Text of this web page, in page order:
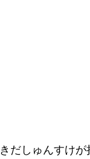
だしゅんすけが